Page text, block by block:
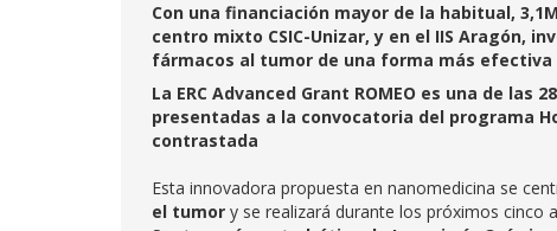
Con una financiación mayor de la habitual,
centro mixto CSIC-Unizar, y en el IIS Aragón,
fármacos al tumor de una forma más efectiva
La ERC Advanced Grant ROMEO es una de
presentadas a la convocatoria del programa
contrastada
Esta innovadora propuesta en nanomedicina se
el tumor y se realizará durante los próximos cinco